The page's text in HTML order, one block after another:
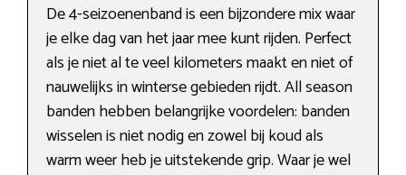
De 4-seizoenenband is een bijzondere mix waar
je elke dag van het jaar mee kunt rijden. Perfect
als je niet al te veel kilometers maakt en niet of
nauwelijks in winterse gebieden rijdt. All season
banden hebben belangrijke voordelen: banden
wisselen is niet nodig en zowel bij koud als
warm weer heb je uitstekende grip. Waar je wel